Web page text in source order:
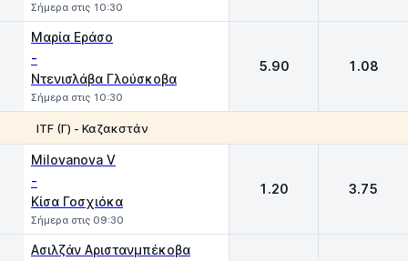
Σήμερα στις 10:30
Μαρία Εράσο
-
Ντενισλάβα Γλούσκοβα
Σήμερα στις 10:30
5.90 1.08
ITF (Γ) - Καζακστάν
Milovanova V
-
Κίσα Γοσχιόκα
Σήμερα στις 09:30
1.20 3.75
Ασιλζάν Αριστανμπέκοβα